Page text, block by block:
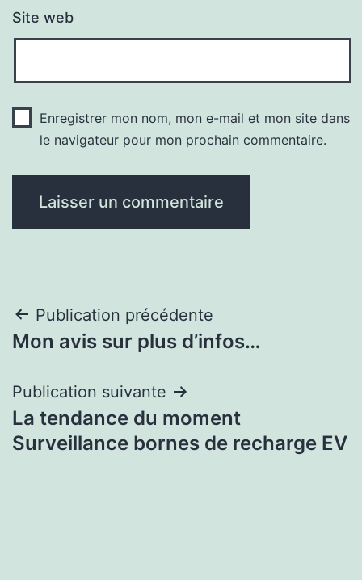
Site web
Enregistrer mon nom, mon e-mail et mon site dans
le navigateur pour mon prochain commentaire.
Navigation
de
l’article
Publication précédente
Mon avis sur plus d’infos…
Publication suivante
La tendance du moment
Surveillance bornes de recharge EV